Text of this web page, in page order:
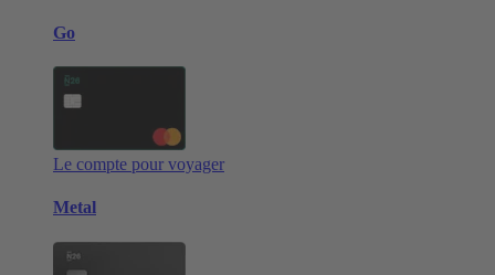
Go
Le compte pour voyager
Metal